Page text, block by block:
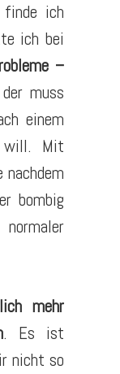
finde ich
ich bei
–
muss
einem
will. Mit
bombig
mehr
. Es ist
nicht so